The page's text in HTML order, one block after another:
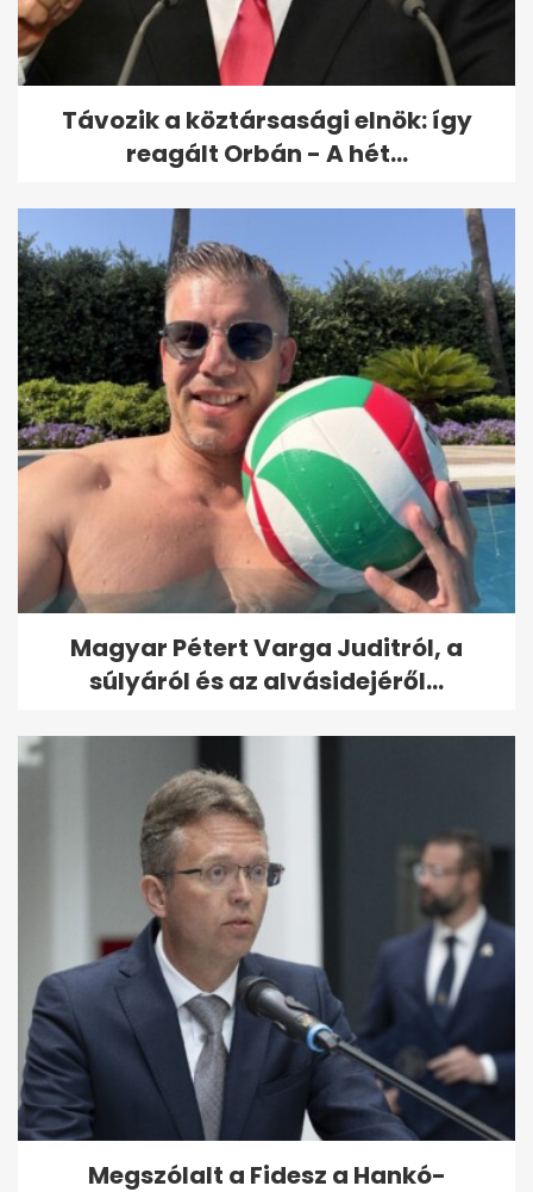
Távozik a köztársasági elnök: így
reagált Orbán - A hét...
Magyar Pétert Varga Juditról, a
súlyáról és az alvásidejéről...
Megszólalt a Fidesz a Hankó-